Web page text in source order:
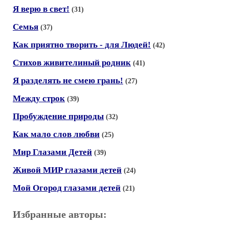
Я верю в свет! (31)
Семья (37)
Как приятно творить - для Людей! (42)
Стихов живителиный родник (41)
Я разделять не смею грань! (27)
Между строк (39)
Пробуждение природы (32)
Как мало слов любви (25)
Мир Глазами Детей (39)
Живой МИР глазами детей (24)
Мой Огород глазами детей (21)
Избранные авторы: